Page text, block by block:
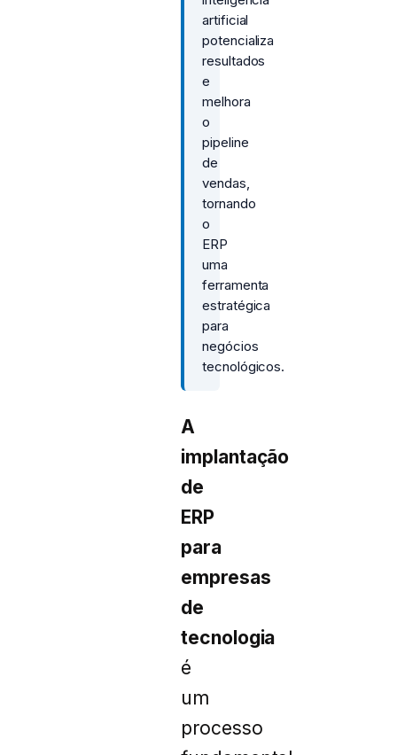
artificial
potencializa
resultados
e
melhora
o
pipeline
de
vendas,
tornando
o
ERP
uma
ferramenta
estratégica
para
negócios
tecnológicos.
A
implantação
de
ERP
para
empresas
de
tecnologia
é
um
processo